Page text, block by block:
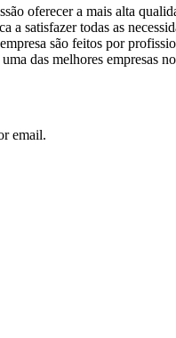
oferecer a mais alta
a satisfazer todas as
são feitos por
das melhores empresas
email.